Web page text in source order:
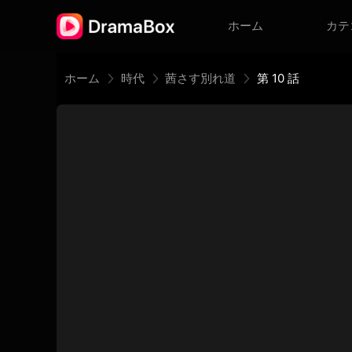
ホーム カ
ホーム 時代 茜さす別れ道 第 10 話